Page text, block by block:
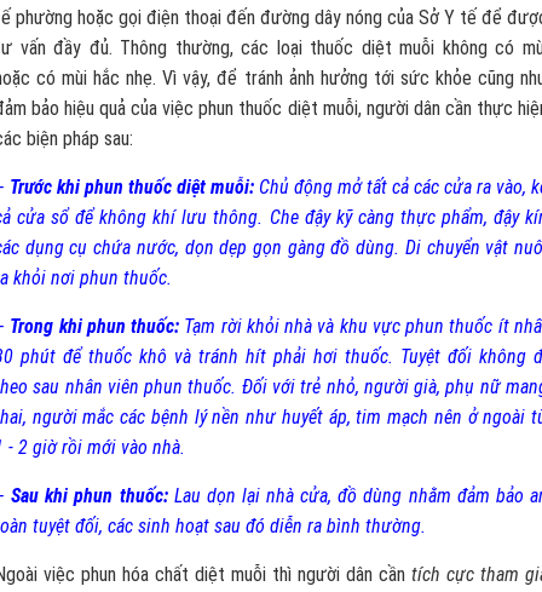
phường hoặc gọi điện thoại đến đường dây nóng của Sở Y tế để
vấn đầy đủ. Thông thường, các loại thuốc diệt muỗi không có
có mùi hắc nhẹ. Vì vậy, để tránh ảnh hưởng tới sức khỏe cũng
bảo hiệu quả của việc phun thuốc diệt muỗi, người dân cần thực
biện pháp sau:
Trước khi phun thuốc diệt muỗi: Chủ động mở tất cả các cửa ra vào,
cửa sổ để không khí lưu thông. Che đậy kỹ càng thực phẩm, đậy
dụng cụ chứa nước, dọn dẹp gọn gàng đồ dùng. Di chuyển vật
khỏi nơi phun thuốc.
Trong khi phun thuốc: Tạm rời khỏi nhà và khu vực phun thuốc ít
phút để thuốc khô và tránh hít phải hơi thuốc. Tuyệt đối không
sau nhân viên phun thuốc. Đối với trẻ nhỏ, người già, phụ nữ
người mắc các bệnh lý nền như huyết áp, tim mạch nên ở ngoài
- 2 giờ rồi mới vào nhà.
Sau khi phun thuốc:Lau dọn lại nhà cửa, đồ dùng nhằm đảm bảo
tuyệt đối, các sinh hoạt sau đó diễn ra bình thường.
việc phun hóa chất diệt muỗi thì người dân cần tích cực tham